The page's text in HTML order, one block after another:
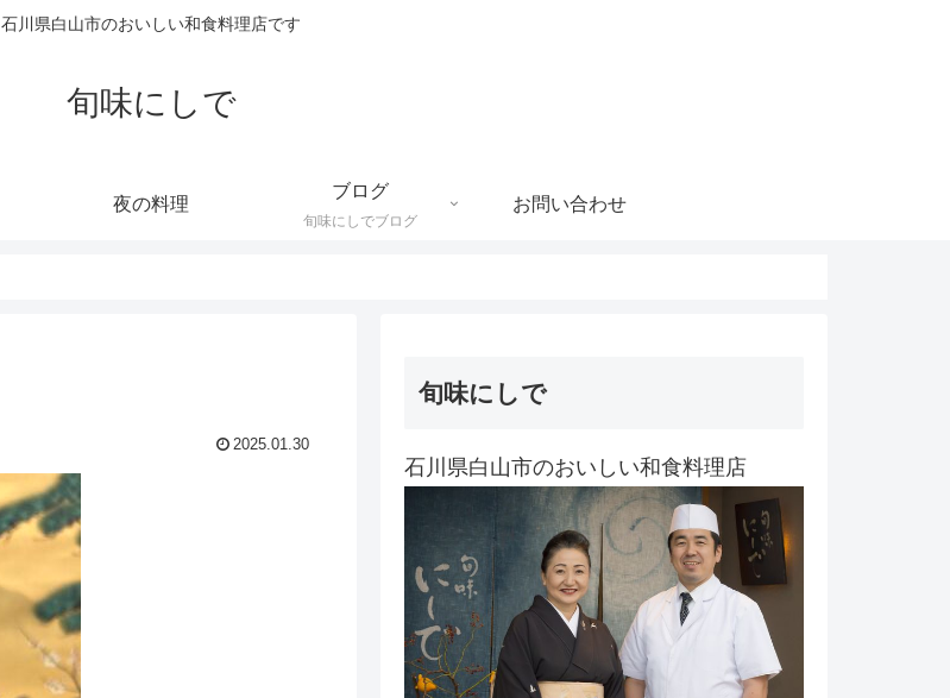
石川県白山市のおいしい和食料理店です
旬味にしで
夜の料理
ブログ
旬味にしでブログ
お問い合わせ
2025.01.30
旬味にしで
石川県白山市のおいしい和食料理店